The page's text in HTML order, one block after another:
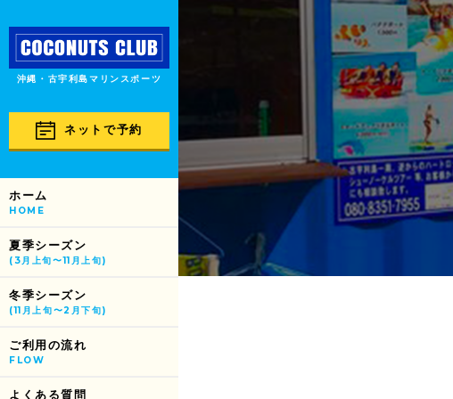
沖縄・古宇利島マリンスポーツ
ネットで予約
ホーム
HOME
夏季シーズン
(3月上旬〜11月上旬)
冬季シーズン
(11月上旬〜2月下旬)
ご利用の流れ
FLOW
よくある質問